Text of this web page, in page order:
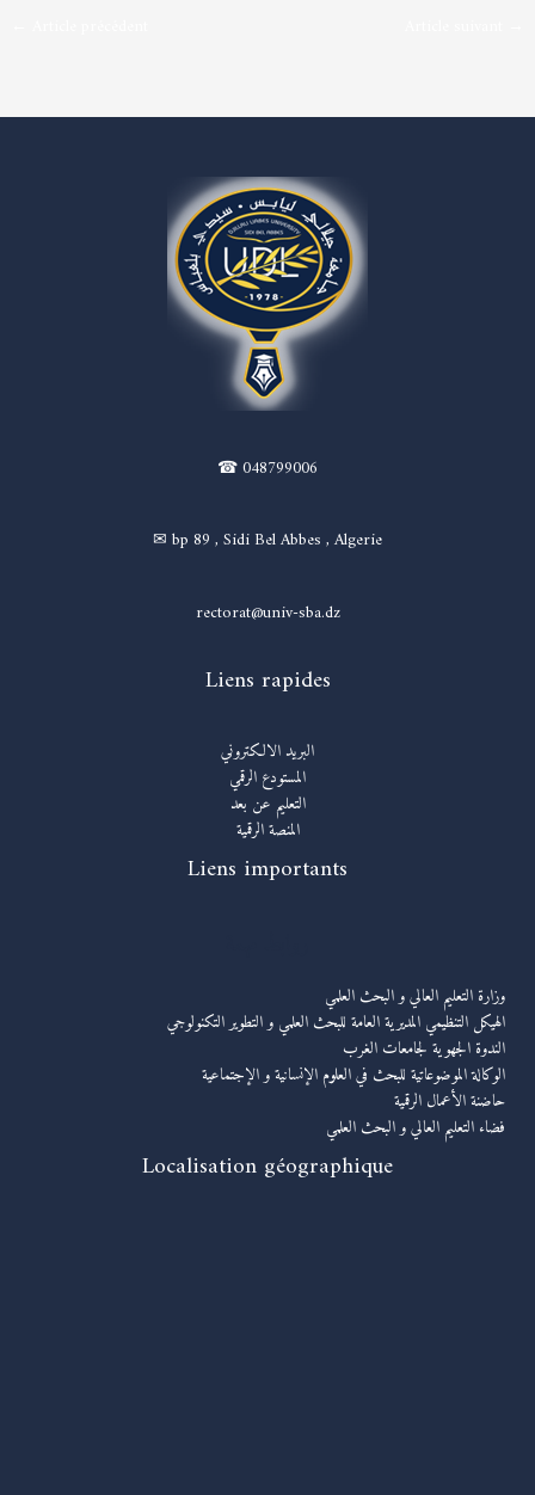
☎ 048799006
✉ bp 89 , Sidi Bel Abbes , Algerie
rectorat@univ-sba.dz
Liens rapides
البريد الالكتروني
المستودع الرقمي
التعليم عن بعد
المنصة الرقمية
Liens importants
وزارة التعليم العالي و البحث العلمي
الهيكل التنظيمي المديرية العامة للبحث العلمي و التطوير التكنولوجي
الندوة الجهوية لجامعات الغرب
الوكالة الموضوعاتية للبحث في العلوم الإنسانية و الإجتماعية
حاضنة الأعمال الرقمية
فضاء التعليم العالي و البحث العلمي
Localisation géographique